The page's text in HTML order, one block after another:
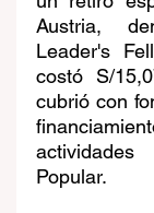
Austria,
Leader's
costó S/
cubrió con
Popular.